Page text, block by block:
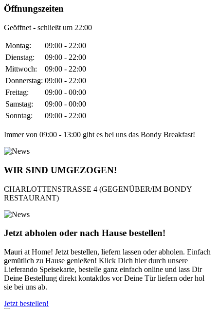
Öffnungszeiten
Geöffnet - schließt um 22:00
Montag:
09:00 - 22:00
Dienstag:
09:00 - 22:00
Mittwoch:
09:00 - 22:00
Donnerstag: 09:00 - 22:00
Freitag:
09:00 - 00:00
Samstag:
09:00 - 00:00
Sonntag:
09:00 - 22:00
Immer von 09:00 - 13:00 gibt es bei uns das Bondy Breakfast!
WIR SIND UMGEZOGEN!
CHARLOTTENSTRASSE 4 (GEGENÜBER/IM BONDY
RESTAURANT)
Jetzt abholen oder nach Hause bestellen!
Mauri at Home! Jetzt bestellen, liefern lassen oder abholen. Einfach
gemütlich zu Hause genießen! Klick Dich hier durch unsere
Lieferando Speisekarte, bestelle ganz einfach online und lass Dir
Deine Bestellung direkt kontaktlos vor Deine Tür liefern oder hol
sie bei uns ab.
Jetzt bestellen!